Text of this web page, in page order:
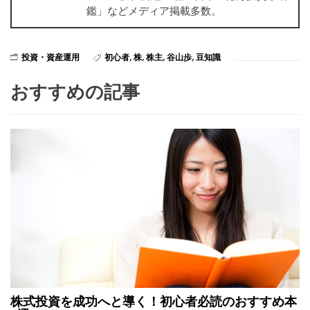
鑑」などメディア掲載多数。
投資・資産運用 初心者, 株, 株主, 谷山歩, 豆知識
おすすめの記事
株式投資を成功へと導く！初心者必読のおすすめ本